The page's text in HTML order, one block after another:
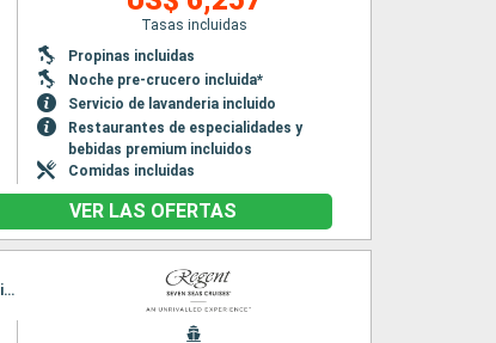
Tasas incluidas
Propinas incluidas
Noche pre-crucero incluida*
Servicio de lavanderia incluido
Restaurantes de especialidades y
bebidas premium incluidos
Comidas incluidas
VER LAS OFERTAS
Itinerario : Miami, Progreso (Yucatan), Belize (harvest caye), Roatan, Ocho Rios, Gran Caiman, Miami